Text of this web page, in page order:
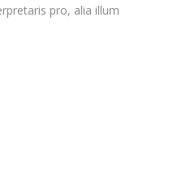
pro, alia illum